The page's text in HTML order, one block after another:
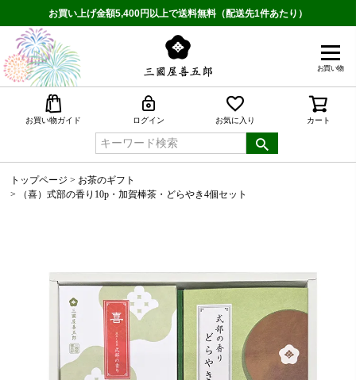
お買い上げ金額5,400円以上で送料無料（配送先1件あたり）
お買い物
お買い物ガイド ログイン お気に入り カート
トップページ
お茶のギフト
（喜）式部の香り10p・加賀棒茶・どらやき4個セット